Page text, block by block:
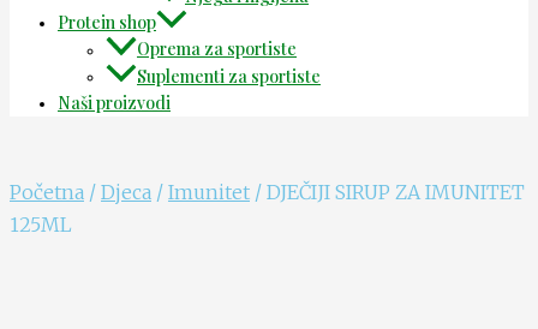
Protein shop
Oprema za sportiste
Suplementi za sportiste
Naši proizvodi
Početna / Djeca / Imunitet / DJEČIJI SIRUP ZA IMUNITET
125ML